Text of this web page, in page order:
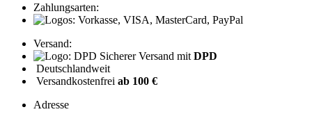
Zahlungsarten:
Versand:
Sicherer Versand mit DPD
Deutschlandweit
Versandkostenfrei ab 100 €
Adresse